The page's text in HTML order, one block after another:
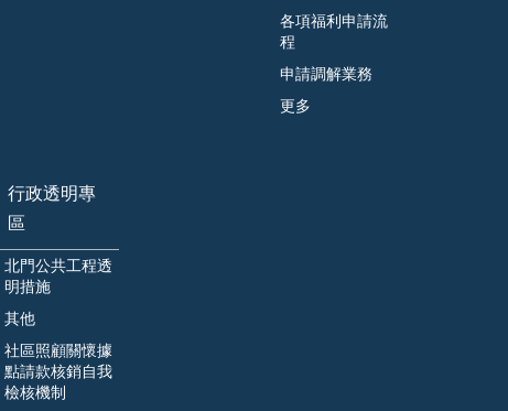
各項福利申請流
程
申請調解業務
更多
行政透明專
區
北門公共工程透
明措施
其他
社區照顧關懷據
點請款核銷自我
檢核機制